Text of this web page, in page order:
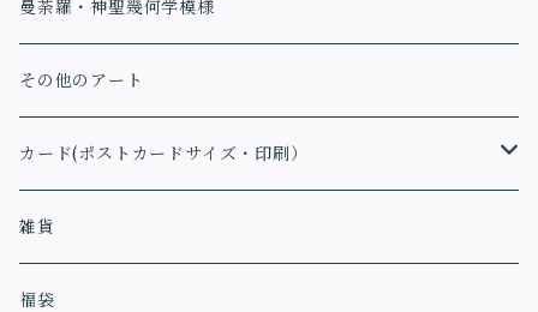
曼荼羅・神聖幾何学模様
その他のアート
カード(ポストカードサイズ・印刷）
アファメーションカード
雑貨
福袋